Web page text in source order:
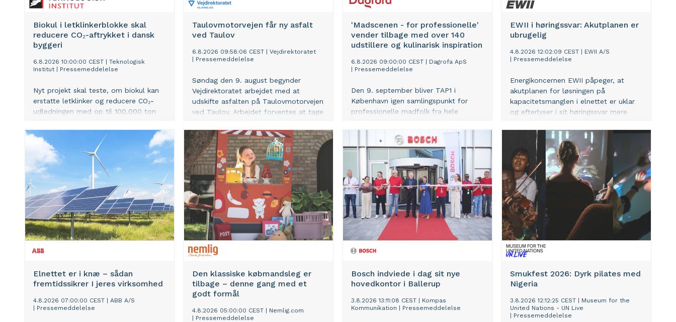
Biokul i letklinkerblokke skal
reducere CO₂-aftrykket i dansk
byggeri
6.8.2026 10:00:00 CEST
Teknologisk
Institut| Pressemeddelelse
Nyt projekt skal teste, om biokul kan
erstatte letklinker og reducere CO₂-
udledningen med op til 100.000 ton
byggematerialer.
Taulovmotorvejen får ny asfalt
ved Taulov
6.8.2026 09:58:06 CEST
Vejdirektoratet
Pressemeddelelse
Søndag den 9. august begynder
Vejdirektoratet arbejdet med at
udskifte asfalten på Taulovmotorvejen
ved Taulov. Arbejdet forventes at tage
'Madscenen - for professionelle'
vender tilbage med over 140
udstillere og kulinarisk inspiration
6.8.2026 09:00:00 CEST
Dagrofa ApS
Pressemeddelelse
Den 9. september bliver TAP1 i
København igen samlingspunkt for
professionelle madfolk fra hele
inviterer til inspirationsmessen
'Madscenen - for professionelle'. Med
mere end 140 udstillere,
smagsoplevelser, et omfattende
program af masterclasses og et
særligt fokus på økologi med
Aarstiderne i en central rolle er der
lagt op til en dag fyldt med inspiration
og ny viden for den danske
foodservicebranche.
EWII i høringssvar: Akutplanen er
ubrugelig
4.8.2026 12:02:09 CEST
EWII A/S
Pressemeddelelse
Energikoncernen EWII påpeger, at
akutplanen for løsningen på
kapacitetsmanglen i elnettet er uklar
og efterlyser i sit høringssvar mere
fortolkes fra sag til sag.
Elnettet er i knæ – sådan
fremtidssikrer I jeres virksomhed
4.8.2026 07:00:00 CEST
ABB A/S
Pressemeddelelse
Den klassiske købmandsleg er
tilbage – denne gang med et
godt formål
4.8.2026 05:00:00 CEST
Nemlig.com
Pressemeddelelse
Bosch indviede i dag sit nye
hovedkontor i Ballerup
3.8.2026 13:11:08 CEST
Kompas
Kommunikation
Pressemeddelelse
Smukfest 2026: Dyrk pilates med
Nigeria
3.8.2026 12:12:25 CEST
Museum for the
United Nations - UN Live
Pressemeddelelse